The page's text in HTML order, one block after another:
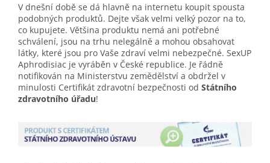
V dnešní době se dá hlavně na internetu koupit spousta
podobných produktů. Dejte však velmi velký pozor na to,
co kupujete. Většina produktu nemá ani potřebné
schválení, jsou na trhu nelegálně a mohou obsahovat
látky, které jsou pro Vaše zdraví velmi nebezpečné. SexUP
Aphrodisiac je vyráběn v České republice. Je řádně
notifikován na Ministerstvu zemědělství a obdržel v
minulosti Certifikát zdravotní bezpečnosti od Státního
zdravotního úřadu!